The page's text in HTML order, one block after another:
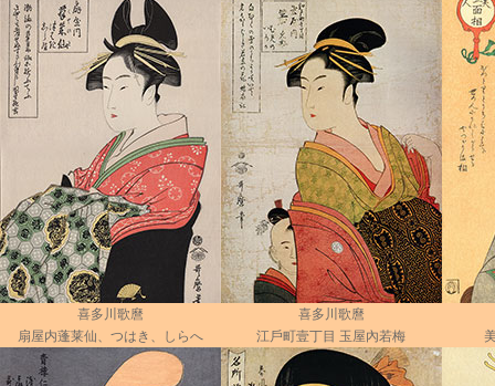
喜多川歌麿
扇屋内蓬莱仙、つはき、しらへ
喜多川歌麿
江戶町壹丁目 玉屋內若梅